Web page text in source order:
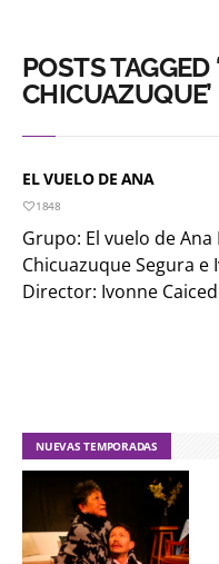
POSTS TAGGED
CHICUAZUQUE’
EL VUELO DE ANA
1848
Grupo: El vuelo de
Chicuazuque Segura e
Director: Ivonne
NUEVAS TEMPORADAS